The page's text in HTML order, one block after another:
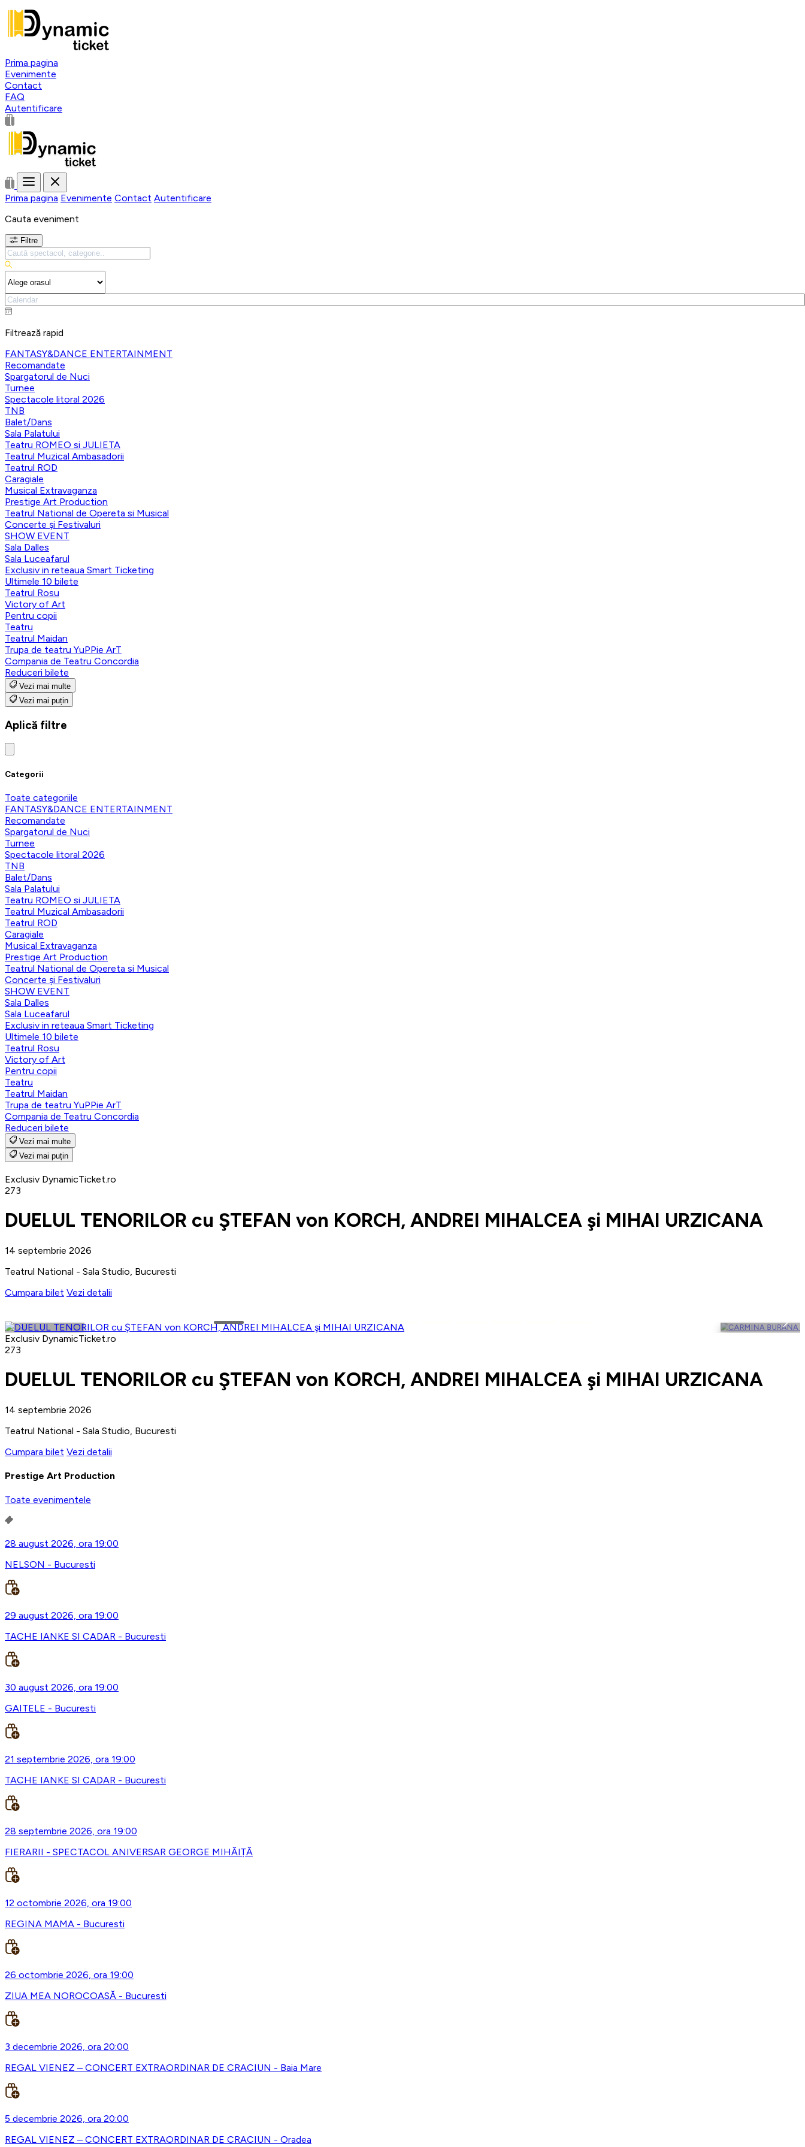
Prima pagina
Evenimente
Contact
FAQ
Autentificare
Prima pagina Evenimente Contact Autentificare
Cauta eveniment
Filtre
Filtrează rapid
FANTASY&DANCE ENTERTAINMENT
Recomandate
Spargatorul de Nuci
Turnee
Spectacole litoral 2026
TNB
Balet/Dans
Sala Palatului
Teatru ROMEO si JULIETA
Teatrul Muzical Ambasadorii
Teatrul ROD
Caragiale
Musical Extravaganza
Prestige Art Production
Teatrul National de Opereta si Musical
Concerte și Festivaluri
SHOW EVENT
Sala Dalles
Sala Luceafarul
Exclusiv in reteaua Smart Ticketing
Ultimele 10 bilete
Teatrul Rosu
Victory of Art
Pentru copii
Teatru
Teatrul Maidan
Trupa de teatru YuPPie ArT
Compania de Teatru Concordia
Reduceri bilete
Vezi mai multe
Vezi mai puțin
Aplică filtre
Categorii
Toate categoriile
FANTASY&DANCE ENTERTAINMENT
Recomandate
Spargatorul de Nuci
Turnee
Spectacole litoral 2026
TNB
Balet/Dans
Sala Palatului
Teatru ROMEO si JULIETA
Teatrul Muzical Ambasadorii
Teatrul ROD
Caragiale
Musical Extravaganza
Prestige Art Production
Teatrul National de Opereta si Musical
Concerte și Festivaluri
SHOW EVENT
Sala Dalles
Sala Luceafarul
Exclusiv in reteaua Smart Ticketing
Ultimele 10 bilete
Teatrul Rosu
Victory of Art
Pentru copii
Teatru
Teatrul Maidan
Trupa de teatru YuPPie ArT
Compania de Teatru Concordia
Reduceri bilete
Vezi mai multe
Vezi mai puțin
Exclusiv DynamicTicket.ro
273
DUELUL TENORILOR cu ŞTEFAN von KORCH, ANDREI MIHALCEA şi MIHAI URZICANA
14 septembrie 2026
Teatrul National - Sala Studio, Bucuresti
Cumpara bilet Vezi detalii
Exclusiv DynamicTicket.ro
273
DUELUL TENORILOR cu ŞTEFAN von KORCH, ANDREI MIHALCEA şi MIHAI URZICANA
14 septembrie 2026
Teatrul National - Sala Studio, Bucuresti
Cumpara bilet Vezi detalii
Prestige Art Production
Toate evenimentele
28 august 2026, ora 19:00
NELSON - Bucuresti
29 august 2026, ora 19:00
TACHE IANKE SI CADAR - Bucuresti
30 august 2026, ora 19:00
GAITELE - Bucuresti
21 septembrie 2026, ora 19:00
TACHE IANKE SI CADAR - Bucuresti
28 septembrie 2026, ora 19:00
FIERARII - SPECTACOL ANIVERSAR GEORGE MIHĂIȚĂ
12 octombrie 2026, ora 19:00
REGINA MAMA - Bucuresti
26 octombrie 2026, ora 19:00
ZIUA MEA NOROCOASĂ - Bucuresti
3 decembrie 2026, ora 20:00
REGAL VIENEZ – CONCERT EXTRAORDINAR DE CRACIUN - Baia Mare
5 decembrie 2026, ora 20:00
REGAL VIENEZ – CONCERT EXTRAORDINAR DE CRACIUN - Oradea